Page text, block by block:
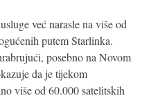
već narasle na više od
putem Starlinka.
posebno na Novom
da je tijekom
više od 60.000 satelitskih